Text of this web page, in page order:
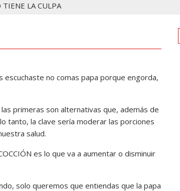
TIENE LA CULPA
escuchaste no comas papa porque engorda,
primeras son alternativas que, además de
tanto, la clave sería moderar las porciones
salud.
es lo que va a aumentar o disminuir
solo queremos que entiendas que la papa